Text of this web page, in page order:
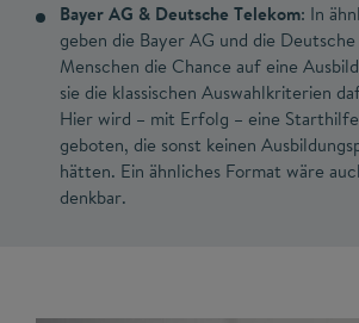
Bayer AG & Deutsche Telekom: In
geben die Bayer AG und die
Menschen die Chance auf eine
sie die klassischen Auswahlkriterien
Hier wird – mit Erfolg – eine
geboten, die sonst keinen
hätten. Ein ähnliches Format wäre
denkbar.